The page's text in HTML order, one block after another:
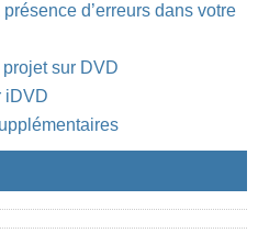
d’erreurs dans votre
sur DVD
iDVD